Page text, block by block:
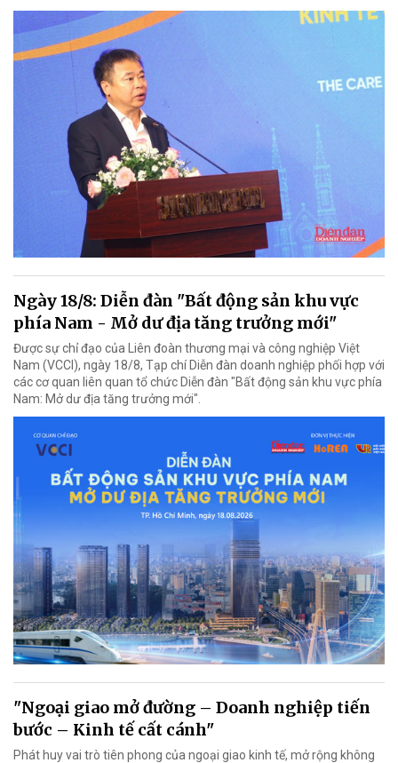
Ngày 18/8: Diễn đàn "Bất động sản khu vực
phía Nam - Mở dư địa tăng trưởng mới"
Được sự chỉ đạo của Liên đoàn thương mại và công nghiệp Việt
Nam (VCCI), ngày 18/8, Tạp chí Diễn đàn doanh nghiệp phối hợp với
các cơ quan liên quan tổ chức Diễn đàn "Bất động sản khu vực phía
Nam: Mở dư địa tăng trưởng mới".
"Ngoại giao mở đường – Doanh nghiệp tiến
bước – Kinh tế cất cánh"
Phát huy vai trò tiên phong của ngoại giao kinh tế, mở rộng không